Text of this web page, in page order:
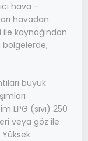
hava –
havadan
ile kaynağından
bölgelerde,
büyük
LPG (sıvı) 250
veya göz ile